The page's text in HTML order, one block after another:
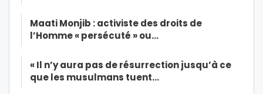
Maati Monjib : activiste des droits de
l’Homme « persécuté » ou…
« Il n’y aura pas de résurrection jusqu’à ce
que les musulmans tuent…